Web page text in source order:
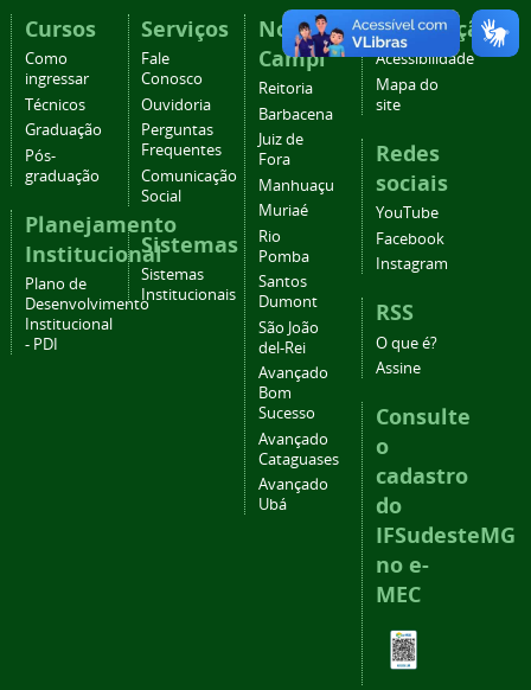
Cursos
Como
ingressar
Técnicos
Graduação
Pós-
graduação
Planejamento
Institucional
Plano de
Desenvolvimento
Institucional
- PDI
Serviços
Fale
Conosco
Ouvidoria
Perguntas
Frequentes
Comunicação
Social
Sistemas
Sistemas
Institucionais
Nossos
Campi
Reitoria
Barbacena
Juiz de
Fora
Manhuaçu
Muriaé
Rio
Pomba
Santos
Dumont
São João
del-Rei
Avançado
Bom
Sucesso
Avançado
Cataguases
Avançado
Ubá
Navegação
Acessibilidade
Mapa do
site
Redes
sociais
YouTube
Facebook
Instagram
RSS
O que é?
Assine
Consulte
o
cadastro
do
IFSudesteMG
no e-
MEC